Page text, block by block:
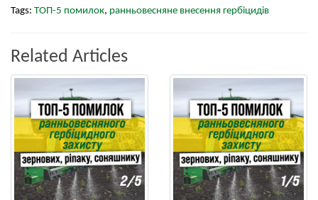
Tags: ТОП-5 помилок, ранньовесняне внесення гербіцидів
Related Articles